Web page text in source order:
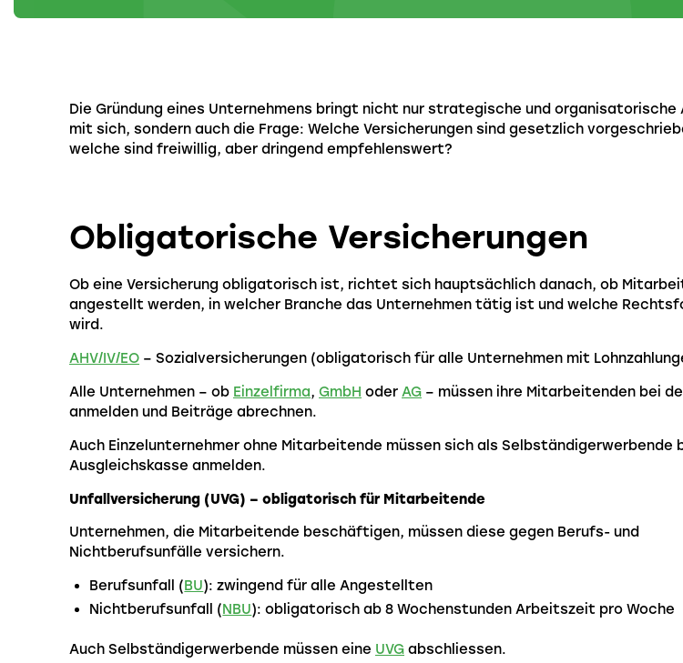
Die Gründung eines Unternehmens bringt nicht nur strategische und organisatorische
mit sich, sondern auch die Frage: Welche Versicherungen sind gesetzlich
welche sind freiwillig, aber dringend empfehlenswert?
Obligatorische Versicherungen
Ob eine Versicherung obligatorisch ist, richtet sich hauptsächlich danach, ob
angestellt werden, in welcher Branche das Unternehmen tätig ist und welche
wird.
AHV/IV/EO – Sozialversicherungen (obligatorisch für alle Unternehmen mit
Alle Unternehmen – ob Einzelfirma, GmbH oder AG – müssen ihre Mitarbeitenden bei
anmelden und Beiträge abrechnen.
Auch Einzelunternehmer ohne Mitarbeitende müssen sich als Selbständigerwerbende
Ausgleichskasse anmelden.
Unfallversicherung (UVG) – obligatorisch für Mitarbeitende
Unternehmen, die Mitarbeitende beschäftigen, müssen diese gegen Berufs- und
Nichtberufsunfälle versichern.
Berufsunfall ( BU): zwingend für alle Angestellten
Nichtberufsunfall (NBU): obligatorisch ab 8 Wochenstunden Arbeitszeit pro Woche
Auch Selbständigerwerbende müssen eine UVG abschliessen.